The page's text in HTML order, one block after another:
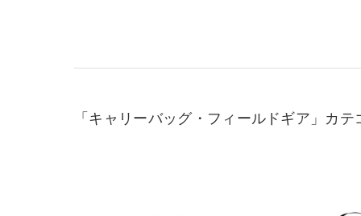
「キャリーバッグ・フィールドギア」カ